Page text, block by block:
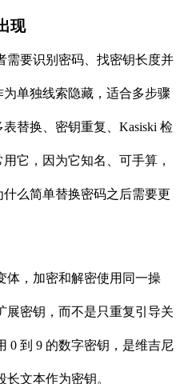
现
需要识别密码、找密钥长度并
为单独线索隐藏，适合多步骤
表替换、密钥重复、Kasiski 检
它，因为它知名、可手算，
什么简单替换密码之后需要更
，加密和解密使用同一操
密钥，而不是只重复引导关
0 到 9 的数字密钥，是维吉尼
文本作为密钥。